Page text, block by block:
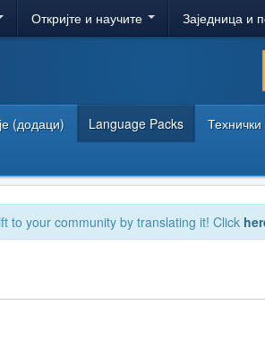
Откријте и научите Заједница и
(додаци) Language Packs
to your community by translating it! Click